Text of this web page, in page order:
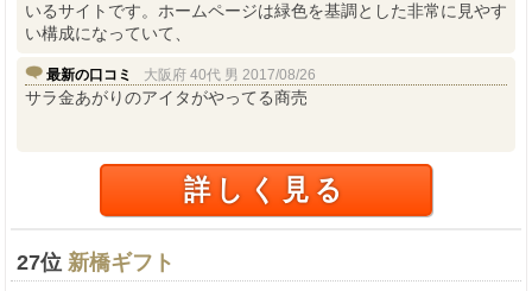
いるサイトです。ホームページは緑色を基調とした非常に見やす
い構成になっていて、
最新の口コミ 大阪府 40代 男 2017/08/26
サラ金あがりのアイタがやってる商売
詳しく見る
27位 新橋ギフト